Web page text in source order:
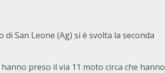
San Leone (Ag) si è svolta la seconda
preso il via 11 moto circa che hanno